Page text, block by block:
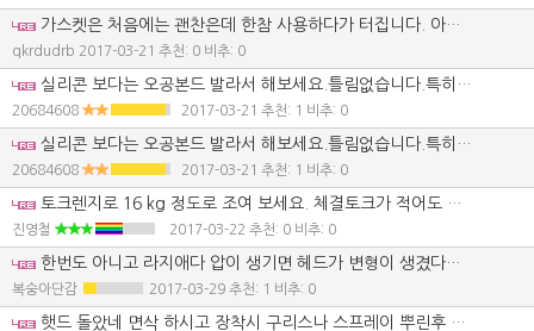
가스켓은 처음에는 괜찬은데 한참 사용하다가 터집니다. 아랫쪽말고 윗쪽이 세번다 터졌습니다. 본드는 철물점에서 파는 파랑색 실리콘 (울트라블루 라고 써져있는거) 이거 발랐습니다. 혹시 이게 원인일까요??
qkrdudrb 2017-03-21 추천: 0 비추: 0
실리콘 보다는 오공본드 발라서 해보세요.틀림없습니다.특히 헤드쪽과 반대편을 빠대칼로 이물질을 깨끗하게 제거해주세요.
20684608 2017-03-21 추천: 1 비추: 0
실리콘 보다는 오공본드 발라서 해보세요.틀림없습니다.특히 헤드쪽과 반대편을 빠대칼로 이물질을 깨끗하게 제거해주세요.
20684608 2017-03-21 추천: 1 비추: 0
토크렌지로 16 kg 정도로 조여 보세요. 체결토크가 적어도 터질수 있어요.
진영철 2017-03-22 추천: 0 비추: 0
한번도 아니고 라지애다 압이 생기면 헤드가 변형이 생겼다고 봐야할거 같네요 헤드불량이 80%참고 하세요
복숭아단감 2017-03-29 추천: 1 비추: 0
햇드 돌았네 면삭 하시고 장착시 구리스나 스프레이 뿌린후 균형 있게 조여 지저분 하게 본드 바르지 말고~~~